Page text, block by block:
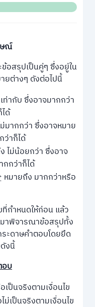
ณ์
อสรุปเป็นคู่ๆ ซึ่งอยู่ใน
ยต่างๆ ดังต่อไปนี้
ท่ากับ ซึ่งอาจมากกว่า
ด้
มากกว่า ซึ่งอาจหมาย
ว่าก็ได้
ไม่น้อยกว่า ซึ่งอาจ
กว่าก็ได้
หมายถึง มากกว่าหรือ
ที่กําหนดให้ก่อน แล้ว
าพิจารณาข้อสรุปทั้ง
ะดาษคำตอบโดยยึด
งนี้
อบ
ป็นจริงตามเงื่อนไข
เป็นจริงตามเงื่อนไข